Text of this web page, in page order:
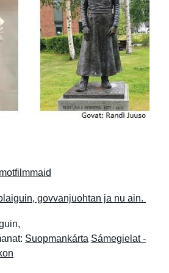
govvanjuohtan ja nu ain.
Suopmankárta Sámegielat -